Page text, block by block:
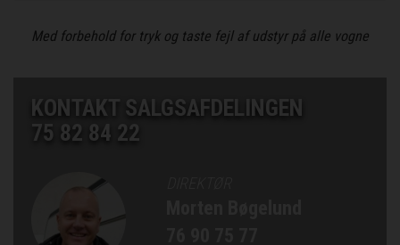
Med forbehold for tryk og taste fejl af udstyr på alle vogne
KONTAKT SALGSAFDELINGEN
75 82 84 22